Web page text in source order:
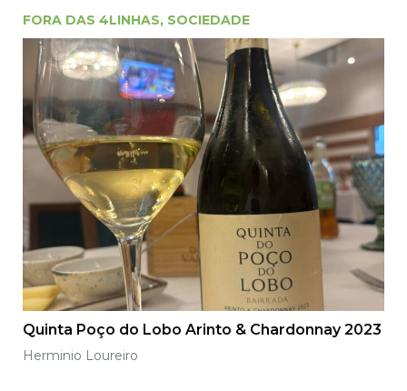
FORA DAS 4LINHAS, SOCIEDADE
Quinta Poço do Lobo Arinto & Chardonnay 2023
Herminio Loureiro